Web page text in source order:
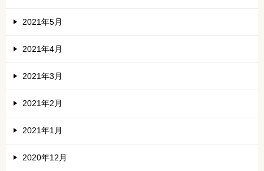
2021年5月
2021年4月
2021年3月
2021年2月
2021年1月
2020年12月